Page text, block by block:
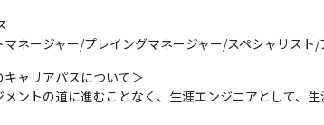
マネージャー/プレイングマネージャー/スペシャリス
ャリアパスについて＞
ントの道に進むことなく、生涯エンジニアとして、